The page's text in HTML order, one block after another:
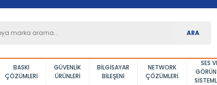
ARA
BASKI
ÇÖZÜMLERI
GÜVENLIK
ÜRÜNLERI
BILGISAYAR
BILEŞENI
NETWORK
ÇÖZÜMLERI
SES